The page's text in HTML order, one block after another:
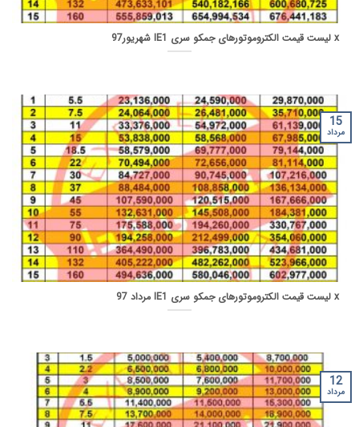
x لیست قیمت الکتروموتورهای جمکو سری IE1 شهریور97
x لیست قیمت الکتروموتورهای جمکو سری IE1 مرداد 97
15
مرداد
12
مرداد